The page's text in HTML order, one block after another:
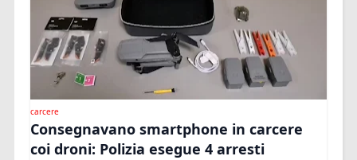
carcere
Consegnavano smartphone in carcere
coi droni: Polizia esegue 4 arresti